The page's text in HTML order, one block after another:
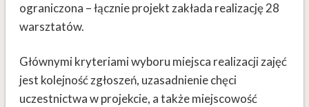
ograniczona – łącznie projekt zakłada realizację 28
warsztatów.
Głównymi kryteriami wyboru miejsca realizacji zajęć
jest kolejność zgłoszeń, uzasadnienie chęci
uczestnictwa w projekcie, a także miejscowość